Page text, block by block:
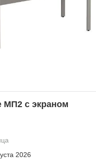
МП2 с экраном
2026